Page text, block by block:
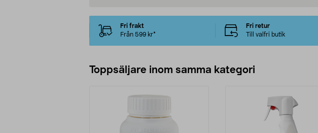
Fri frakt
Från 599 kr*
Fri retur
Till valfri butik
Toppsäljare inom samma kategori